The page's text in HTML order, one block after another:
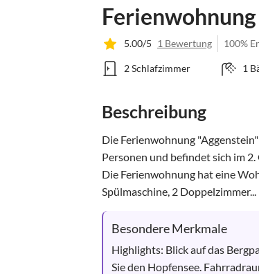
5.00/5 1 Bewertung 100%
2 Schlafzimmer 1
Beschreibung
Die Ferienwohnung
Personen und befindet sich im 2.
Die Ferienwohnung hat eine
Spülmaschine, 2 Doppelzimmer...
Besondere Merkmale
Highlights: Blick auf das
Sie den Hopfensee.